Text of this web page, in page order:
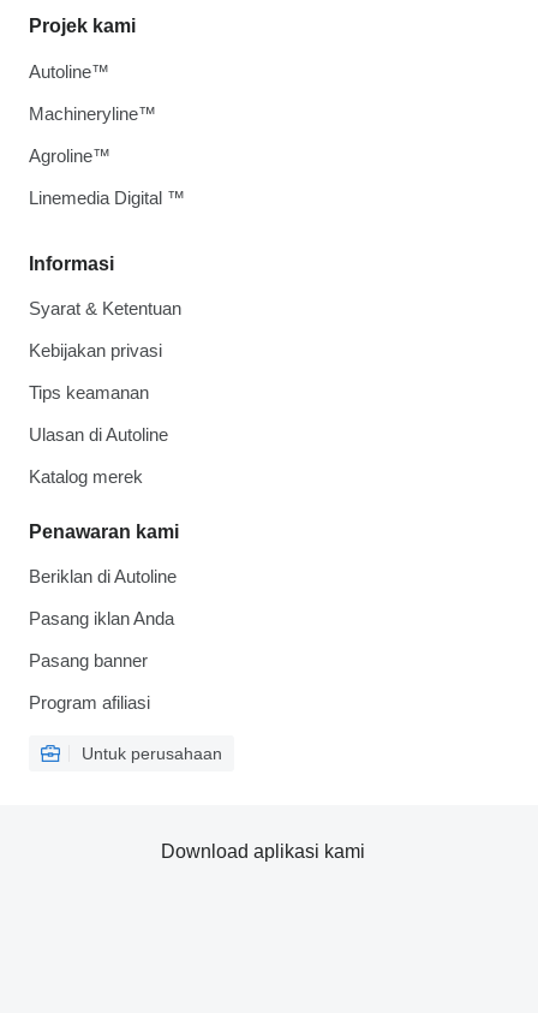
Informasi
Syarat & Ketentuan
Kebijakan privasi
Tips keamanan
Ulasan di Autoline
Katalog merek
Penawaran kami
Beriklan di Autoline
Pasang iklan Anda
Pasang banner
Program afiliasi
Untuk perusahaan
Projek kami
Autoline™
Machineryline™
Agroline™
Linemedia Digital ™
Download aplikasi kami